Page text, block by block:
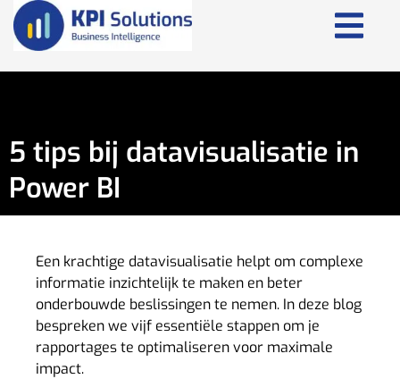
5 tips bij datavisualisatie in
Power BI
Een krachtige datavisualisatie helpt om complexe
informatie inzichtelijk te maken en beter
onderbouwde beslissingen te nemen. In deze blog
bespreken we vijf essentiële stappen om je
rapportages te optimaliseren voor maximale
impact.